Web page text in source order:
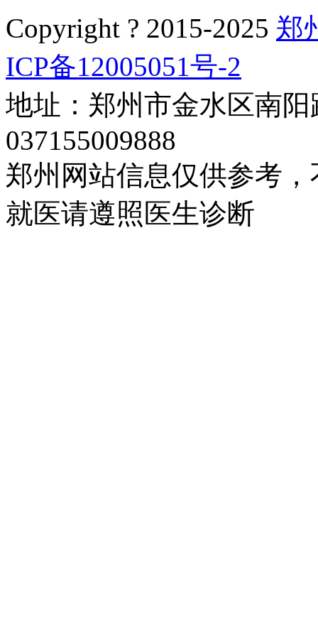
Copyright ? 2015-2025 郑
ICP备12005051号-2
地址：郑州市金水区南
037155009888
郑州网站信息仅供参考
就医请遵照医生诊断